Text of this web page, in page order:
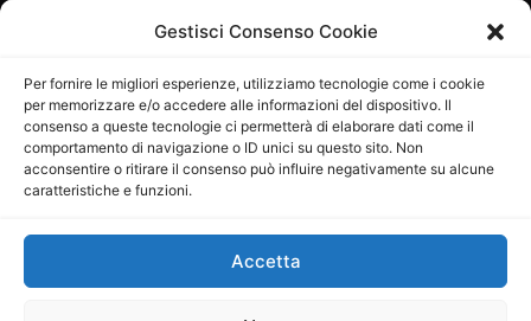
Gestisci Consenso Cookie
Per fornire le migliori esperienze, utilizziamo tecnologie come i cookie
per memorizzare e/o accedere alle informazioni del dispositivo. Il
consenso a queste tecnologie ci permetterà di elaborare dati come il
comportamento di navigazione o ID unici su questo sito. Non
acconsentire o ritirare il consenso può influire negativamente su alcune
caratteristiche e funzioni.
Accetta
29/09/2015
Direttore Editoriale: Maurizio Scaglione
Direttore Responsabile: Maria Calabrese
P.IVA: 06334930820
Mercurio Comunicazione Società Cooperativa a r.l. è